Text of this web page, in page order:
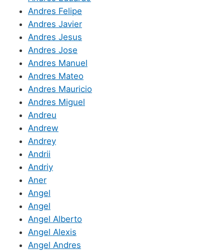
Andres Felipe
Andres Javier
Andres Jesus
Andres Jose
Andres Manuel
Andres Mateo
Andres Mauricio
Andres Miguel
Andreu
Andrew
Andrey
Andrii
Andriy
Aner
Angel
Angel
Angel Alberto
Angel Alexis
Angel Andres